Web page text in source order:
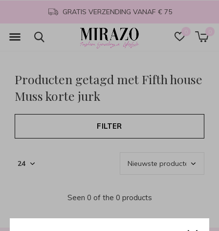
0 0
GRATIS VERZENDING VANAF € 75
Producten getagd met Fifth house
Muss korte jurk
FILTER
Seen 0 of the 0 products